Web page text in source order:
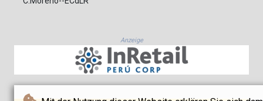
Anzeige